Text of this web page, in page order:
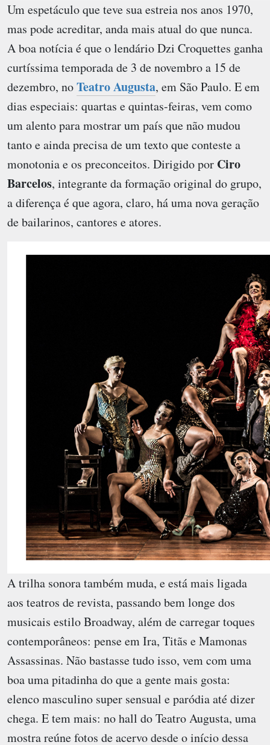
Um espetáculo que teve sua estreia nos anos 1970,
mas pode acreditar, anda mais atual do que nunca.
A boa notícia é que o lendárioDzi Croquettes ganha
curtíssima temporada de 3 de novembro a 15 de
dezembro, noTeatro Augusta, em São Paulo. E em
dias especiais: quartas e quintas-feiras, vem como
um alento para mostrar um país que não mudou
tanto e ainda precisa de um texto que conteste a
monotonia e os preconceitos. Dirigido por Ciro
Barcelos, integrante da formação original do grupo,
a diferença é que agora, claro, há uma nova geração
de bailarinos, cantores e atores.
A trilha sonora também muda, e está mais ligada
aos teatros de revista, passando bem longe dos
musicais estilo Broadway, além de carregar toques
contemporâneos: pense em Ira, Titãs e Mamonas
Assassinas. Não bastasse tudo isso, vem com uma
boa uma pitadinha do que a gente mais gosta:
elenco masculino super sensual e paródia até dizer
chega. E tem mais: no hall do Teatro Augusta, uma
mostra reúne fotos de acervo desde o início dessa